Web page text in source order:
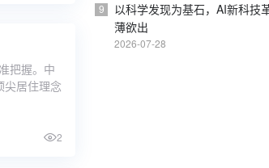
把握。中
居住理念
2
以科学发现为基石，AI新科技
薄欲出
2026-07-28
9